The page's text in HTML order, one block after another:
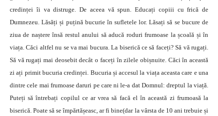
credinței îi va distruge. De aceea vă spun. Educați copiii cu frică de
Dumnezeu. Lăsăți și puțină bucurie în sufletele lor. Lăsați să se bucure de
ziua de naștere însă restul anului să aducă roduri frumoase la școală și în
viața. Căci altfel nu se va mai bucura. La biserică ce să faceți? Să vă rugați.
Să vă rugați mai deosebit decât o faceți în zilele obișnuite. Căci în această
zi ați primit bucuria credinței. Bucuria și accesul la viața aceasta care e una
dintre cele mai frumoase daruri pe care ni le-a dat Domnul: dreptul la viață.
Puteți să întrebați copilul ce ar vrea să facă el în această zi frumoasă la
biserică. Poate să se împărtășeasc, ar fi bine(dar la vârsta de 10 ani trebuie și